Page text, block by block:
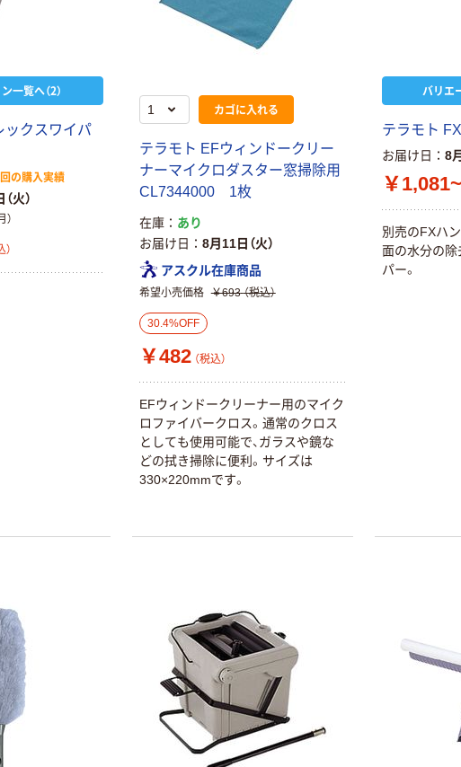
一覧へ（2）
ックスワイパ
の購入実績
火）
）
カゴに入れる
テラモト EFウィンドークリー
ナーマイクロダスター窓掃除用
CL7344000 1枚
在庫
あり
お届け日
8月11日（火）
アスクル在庫商品
希望小売価格 ￥693 （税込）
30.4%OFF
￥482 （税込）
EFウィンドークリーナー用のマイク
ロファイバークロス。通常のクロス
としても使用可能で、ガラスや鏡な
どの拭き掃除に便利。サイズは
330×220mmです。
バリエ
テラモト
お届け日 8
￥1,081~
別売のFXハ
面の水分の除
パー。